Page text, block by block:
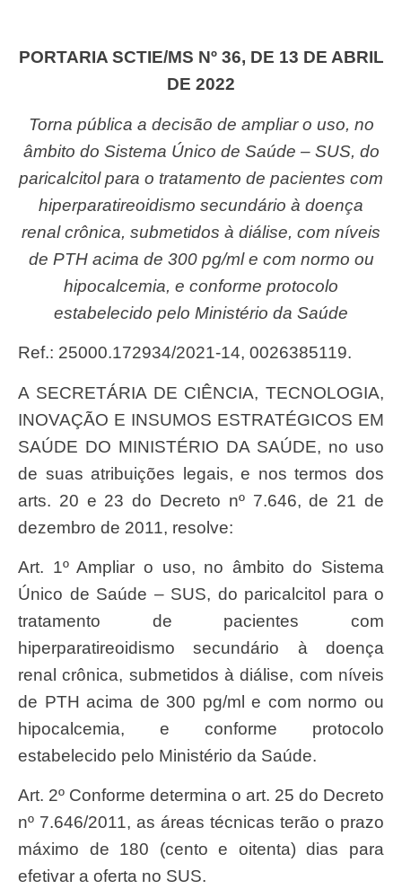
PORTARIA SCTIE/MS Nº 36, DE 13 DE ABRIL
DE 2022
Torna pública a decisão de ampliar o uso, no
âmbito do Sistema Único de Saúde – SUS, do
paricalcitol para o tratamento de pacientes com
hiperparatireoidismo secundário à doença
renal crônica, submetidos à diálise, com níveis
de PTH acima de 300 pg/ml e com normo ou
hipocalcemia, e conforme protocolo
estabelecido pelo Ministério da Saúde
Ref.: 25000.172934/2021-14, 0026385119.
A SECRETÁRIA DE CIÊNCIA, TECNOLOGIA,
INOVAÇÃO E INSUMOS ESTRATÉGICOS EM
SAÚDE DO MINISTÉRIO DA SAÚDE, no uso
de suas atribuições legais, e nos termos dos
arts. 20 e 23 do Decreto nº 7.646, de 21 de
dezembro de 2011, resolve:
Art. 1º Ampliar o uso, no âmbito do Sistema
Único de Saúde – SUS, do paricalcitol para o
tratamento de pacientes com
hiperparatireoidismo secundário à doença
renal crônica, submetidos à diálise, com níveis
de PTH acima de 300 pg/ml e com normo ou
hipocalcemia, e conforme protocolo
estabelecido pelo Ministério da Saúde.
Art. 2º Conforme determina o art. 25 do Decreto
nº 7.646/2011, as áreas técnicas terão o prazo
máximo de 180 (cento e oitenta) dias para
efetivar a oferta no SUS.